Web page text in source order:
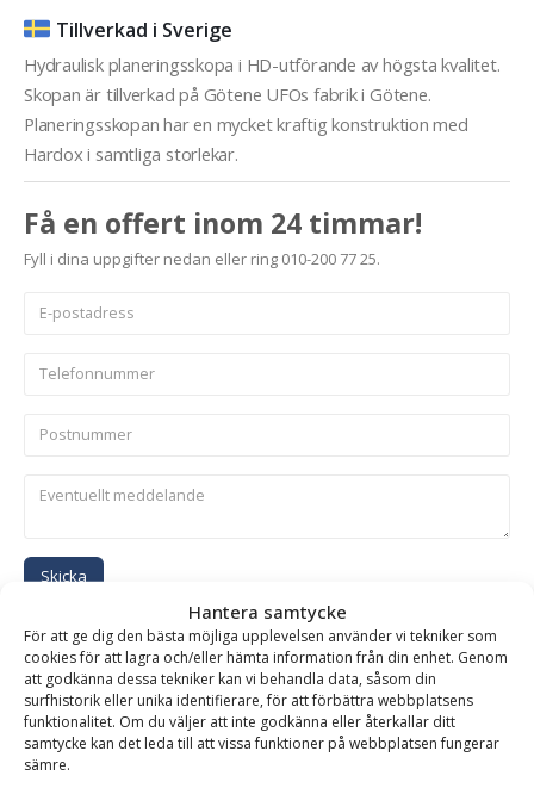
Hantera samtycke
För att ge dig den bästa möjliga upplevelsen använder vi tekniker som
cookies för att lagra och/eller hämta information från din enhet. Genom
att godkänna dessa tekniker kan vi behandla data, såsom din
surfhistorik eller unika identifierare, för att förbättra webbplatsens
funktionalitet. Om du väljer att inte godkänna eller återkallar ditt
samtycke kan det leda till att vissa funktioner på webbplatsen fungerar
sämre.
Tillverkad i Sverige
Hydraulisk planeringsskopa i HD-utförande av högsta kvalitet.
Skopan är tillverkad på Götene UFOs fabrik i Götene.
Planeringsskopan har en mycket kraftig konstruktion med
Hardox i samtliga storlekar.
Få en offert inom 24 timmar!
Fyll i dina uppgifter nedan eller ring 010-200 77 25.
Skicka
Se alla produkter inom samma kategori
Hydrauliska Planeringsskopor
BESKRIVNING